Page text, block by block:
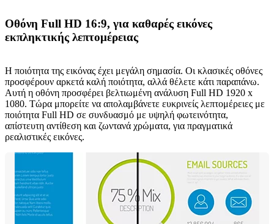
Οθόνη Full HD 16:9, για καθαρές εικόνες
εκπληκτικής λεπτομέρειας
Η ποιότητα της εικόνας έχει μεγάλη σημασία. Οι κλασικές οθόνες
προσφέρουν αρκετά καλή ποιότητα, αλλά θέλετε κάτι παραπάνω.
Αυτή η οθόνη προσφέρει βελτιωμένη ανάλυση Full HD 1920 x
1080. Τώρα μπορείτε να απολαμβάνετε ευκρινείς λεπτομέρειες με
ποιότητα Full HD σε συνδυασμό με υψηλή φωτεινότητα,
απίστευτη αντίθεση και ζωντανά χρώματα, για πραγματικά
ρεαλιστικές εικόνες.